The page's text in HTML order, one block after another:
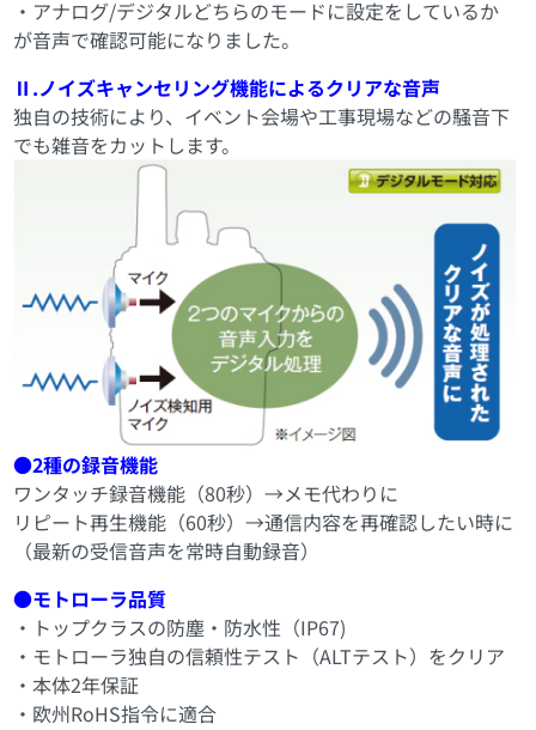
・アナログ/デジタルどちらのモードに設定をしているか
が音声で確認可能になりました。
Ⅱ.ノイズキャンセリング機能によるクリアな音声
独自の技術により、イベント会場や工事現場などの騒音下
でも雑音をカットします。
●2種の録音機能
ワンタッチ録音機能（80秒）→メモ代わりに
リピート再生機能（60秒）→通信内容を再確認したい時に
（最新の受信音声を常時自動録音）
●モトローラ品質
・トップクラスの防塵・防水性（IP67)
・モトローラ独自の信頼性テスト（ALTテスト）をクリア
・本体2年保証
・欧州RoHS指令に適合